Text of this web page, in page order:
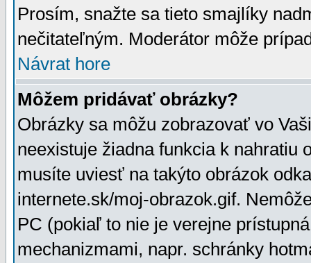
Prosím, snažte sa tieto smajlíky
nečitateľným. Moderátor môže
Návrat hore
Môžem pridávať obrázky?
Obrázky sa môžu zobrazovať vo
neexistuje žiadna funkcia k nahratiu
musíte uviesť na takýto obrázok
internete.sk/moj-obrazok.gif.
PC (pokiaľ to nie je verejne
mechanizmami, napr. schránky